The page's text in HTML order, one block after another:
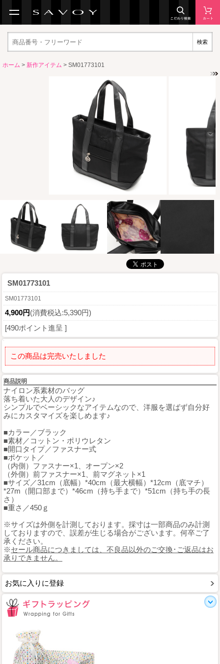
検索
ホーム > 新作アイテム > SM01773101
SM01773101
SM01773101
4,900円(消費税込:5,390円)
[490ポイント進呈 ]
この商品は完売いたしました
商品説明
ナイロン系素材のバッグ
落ち着いた大人のデザイン♪
シンプルでベーシックなアイテムなので、洋服を選ばず自分好
みにカスタマイズを楽しめます♪
■カラー／ブラック
■素材／コットン・ポリウレタン
■開口タイプ／ファスナー式
■ポケット／
（内側）ファスナー×1、オープン×2
（外側）前ファスナー×1、前マグネット×1
■サイズ／31cm（底幅）*40cm（最大横幅）*12cm（底マチ）
*27m（開口部まで）*46cm（持ち手まで）*51cm（持ち手の長
さ）
■重さ／450ｇ
※サイズは外側を計測しております。採寸は一部商品のみ計測
しておりますので、誤差が生じる場合がございます。何卒ご了
承ください。
※セール商品につきましては、不良品以外のご交換･ご返品はお
承りできません。
お気に入りに登録